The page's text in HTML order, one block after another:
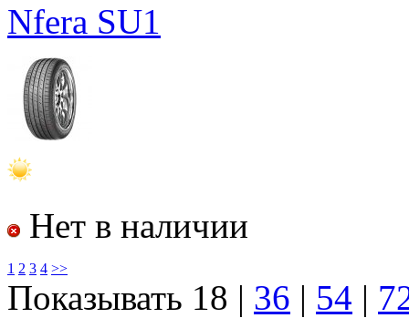
Nfera SU1
Нет в наличии
1 2 3 4 >>
Показывать 18 | 36 | 54 |